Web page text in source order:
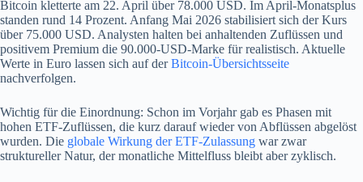
Bitcoin kletterte am 22. April über 78.000 USD. Im April-Monatsplus
standen rund 14 Prozent. Anfang Mai 2026 stabilisiert sich der Kurs
über 75.000 USD. Analysten halten bei anhaltenden Zuflüssen und
positivem Premium die 90.000-USD-Marke für realistisch. Aktuelle
Werte in Euro lassen sich auf derBitcoin-Übersichtsseite
nachverfolgen.
Wichtig für die Einordnung: Schon im Vorjahr gab es Phasen mit
hohen ETF-Zuflüssen, die kurz darauf wieder von Abflüssen abgelöst
wurden. Die globale Wirkung der ETF-Zulassung war zwar
struktureller Natur, der monatliche Mittelfluss bleibt aber zyklisch.